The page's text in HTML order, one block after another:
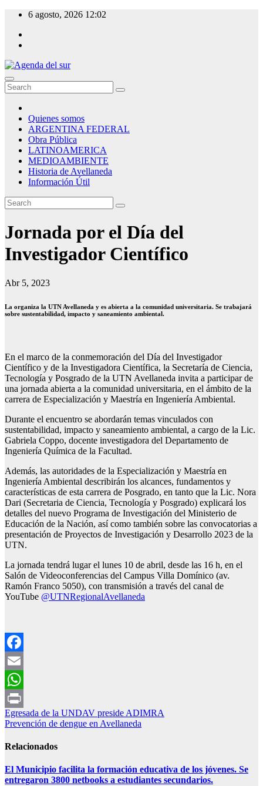
Skip
content
6 agosto, 2026 12:02
Agenda del sur
Quienes somos
ARGENTINA FEDERAL
Obra Pública
LATINOAMERICA
MEDIOAMBIENTE
Historia de Avellaneda
Información Útil
Jornada por el Día del
Investigador Científico
Abr 5, 2023
La organiza la UTN Avellaneda y es abierta a la comunidad universitaria. Se trabajará
sobre sustentabilidad, impacto y saneamiento ambiental.
En el marco de la conmemoración del Día del Investigador
Científico y de la Investigadora Científica, la Secretaría de Ciencia,
Tecnología y Posgrado de la UTN Avellaneda invita a participar de
una jornada abierta a la comunidad universitaria, en el ámbito de la
carrera de Especialización y Maestría en Ingeniería Ambiental.
Durante el encuentro se abordarán temas vinculados con
sustentabilidad, impacto y saneamiento ambiental, a cargo de la Lic.
Gabriela Coppo, docente investigadora del Departamento de
Ingeniería Química de la Facultad.
Además, las autoridades de la Especialización y Maestría en
Ingeniería Ambiental describirán los alcances, fundamentos y
características de esta carrera de Posgrado, en tanto que la Lic. Nora
Dari (Secretaria de Ciencia, Tecnología y Posgrado) explicará los
detalles del nuevo Programa de Investigación del Ministerio de
Educación de la Nación, así como también sobre las convocatorias a
presentación de Proyectos de Investigación y Desarrollo 2023 de la
UTN.
La jornada tendrá lugar el lunes 10 de abril, desde las 16 h, en el
Salón de Videoconferencias del Campus Villa Domínico (av.
Ramón Franco 5050), con transmisión a través del canal de
YouTube @UTNRegionalAvellaneda
Facebook
Email
WhatsApp
Print
Navegación
de
entradas
Egresada de la UNDAV preside ADIMRA
Prevención de dengue en Avellaneda
Relacionados
El Municipio facilita la formación educativa de los jóvenes. Se
entregaron 3800 netbooks a estudiantes secundarios.